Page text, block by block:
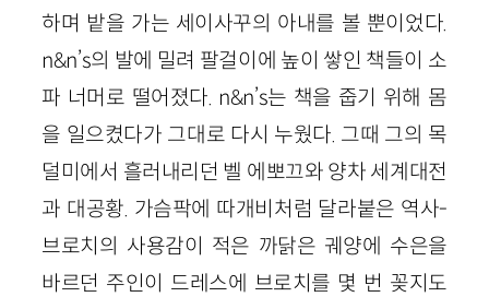
하며 밭을 가는 세이사꾸의 아내를 볼 뿐이었다.
n&n’s의 발에 밀려 팔걸이에 높이 쌓인 책들이 소
파 너머로 떨어졌다. n&n’s는 책을 줍기 위해 몸
을 일으켰다가 그대로 다시 누웠다. 그때 그의 목
덜미에서 흘러내리던 벨 에뽀끄와 양차 세계대전
과 대공황. 가슴팍에 따개비처럼 달라붙은 역사-
브로치의 사용감이 적은 까닭은 궤양에 수은을
바르던 주인이 드레스에 브로치를 몇 번 꽂지도